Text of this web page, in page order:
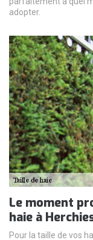
adopter.
Le moment
haie à
Pour la taille de vos